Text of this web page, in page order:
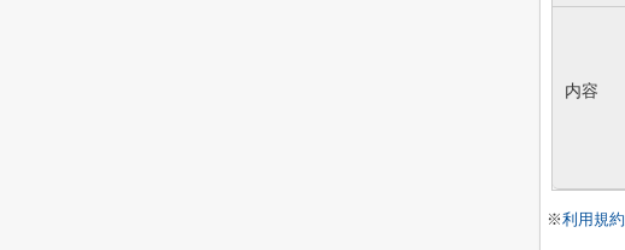
内容
※利用規約